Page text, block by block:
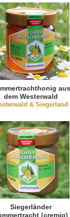
aus
dem Westerwald
(flüssig)
& Siegerland
Siegerländer
(cremig)